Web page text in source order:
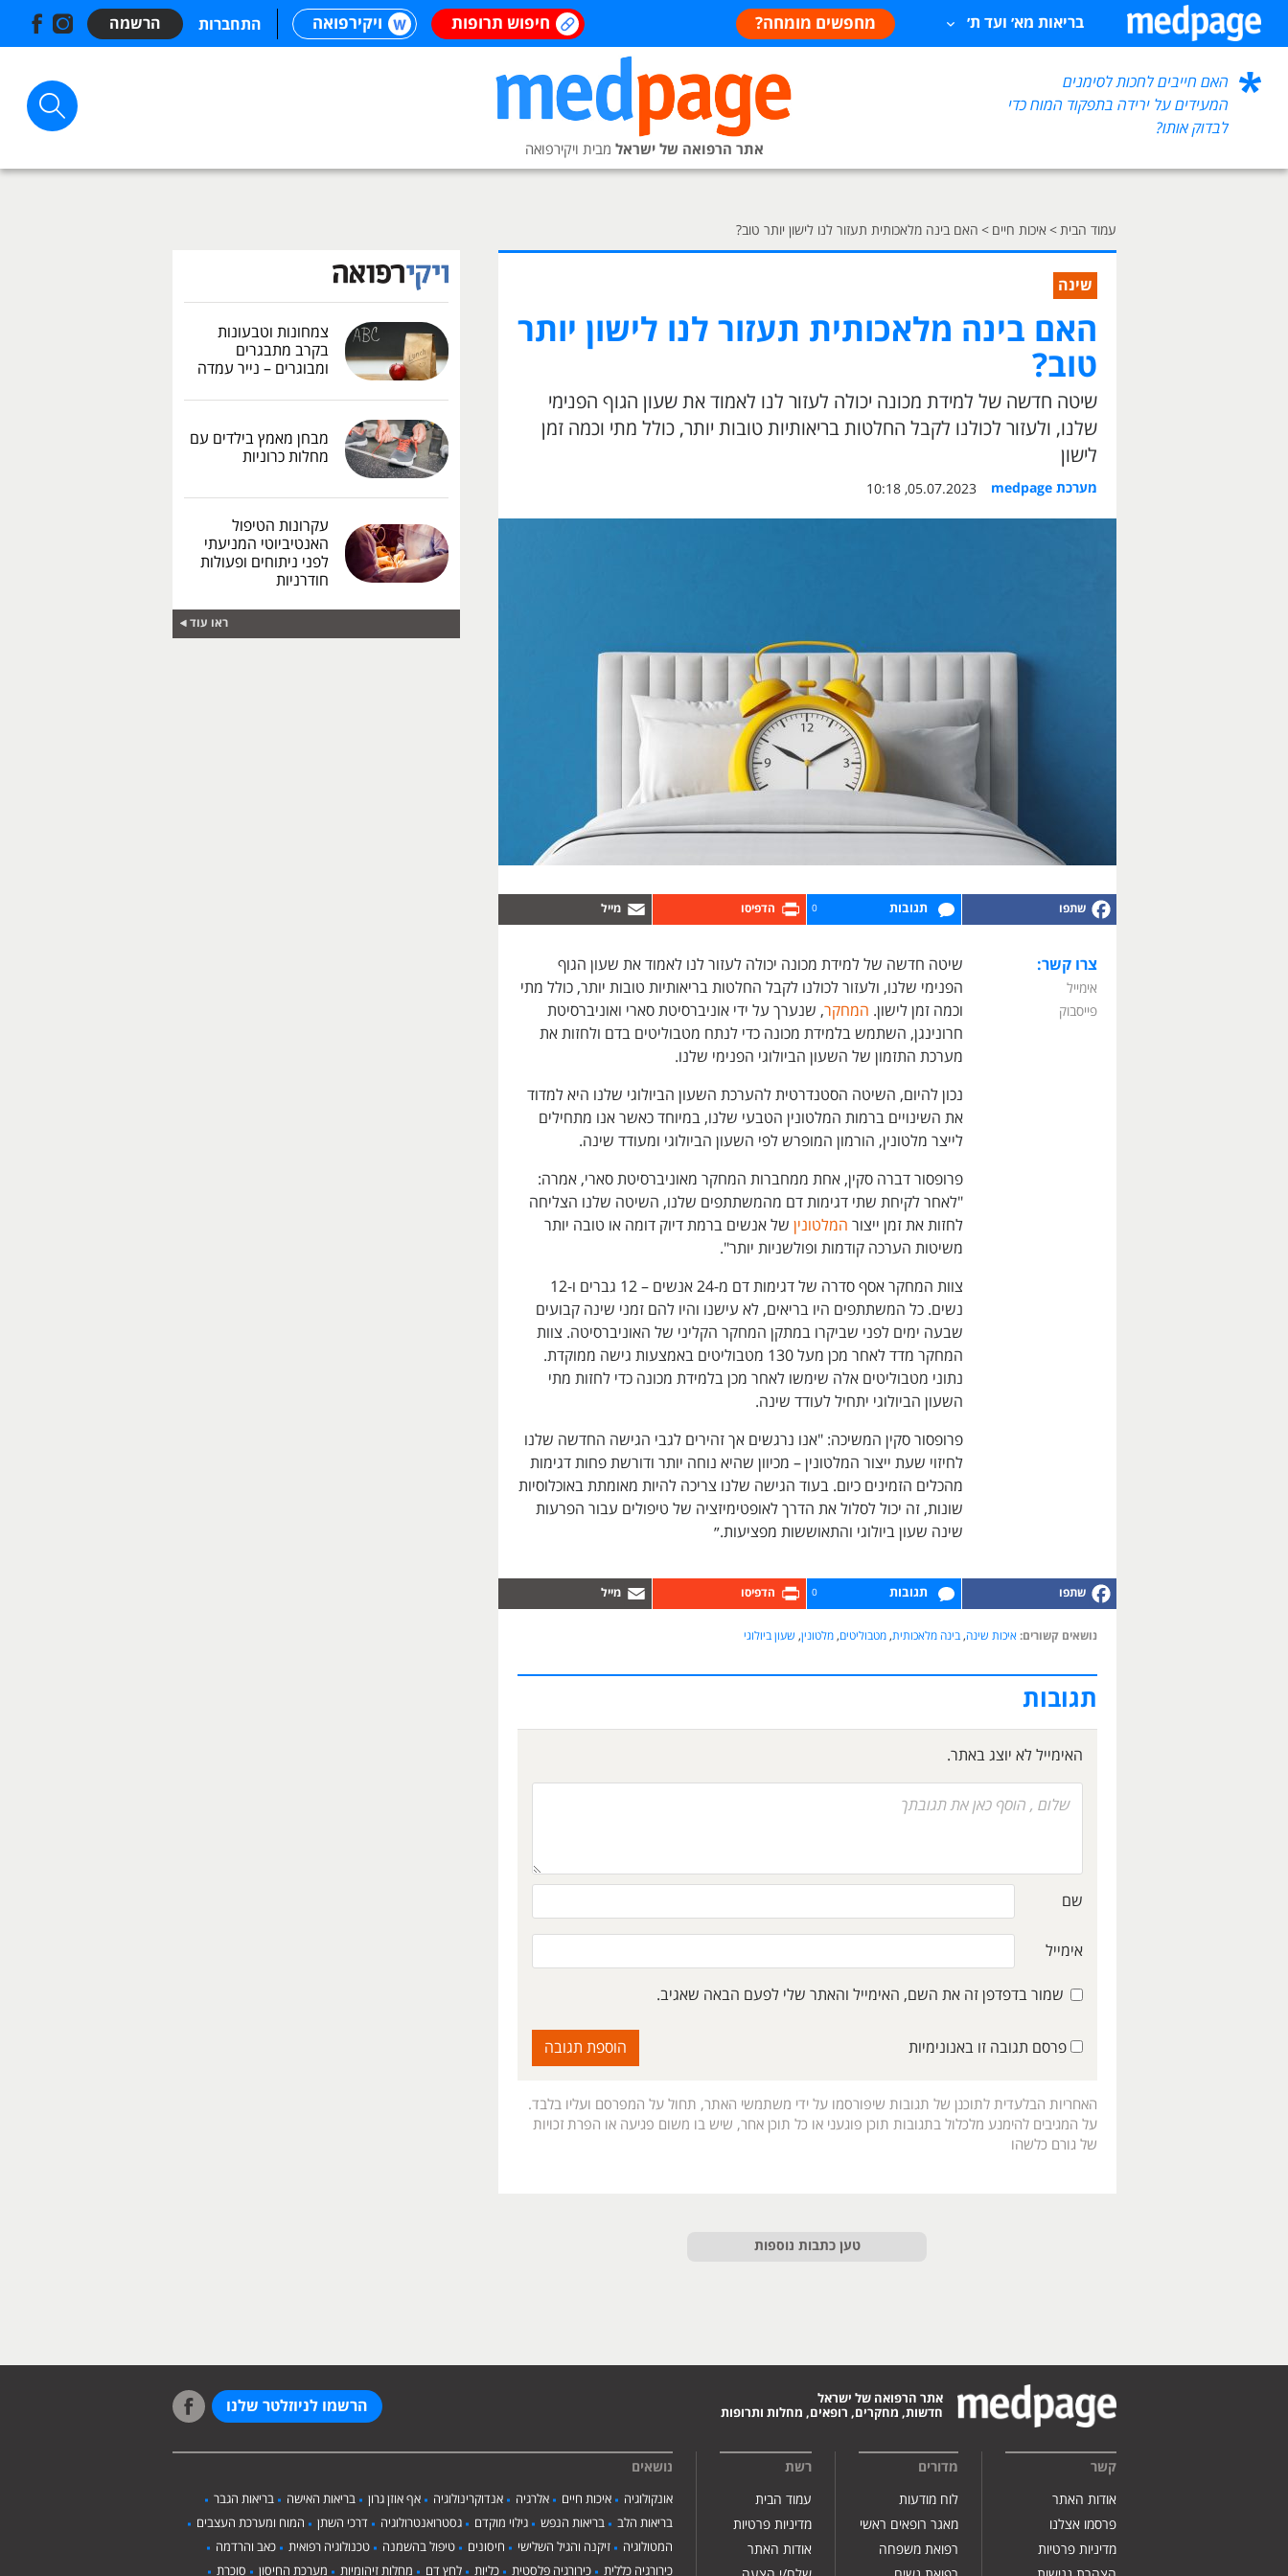
בריאות מא׳ ועד ת׳ מחפשים מומחה? חיפוש תרופות ויקירפואה התחברות הרשמה
האם חייבים לחכות לסימנים
המעידים על ירידה בתפקוד המוח כדי
לבדוק אותו?
אתר הרפואה של ישראל מבית ויקירפואה
עמוד הבית > איכות חיים > האם בינה מלאכותית תעזור לנו לישון יותר טוב?
שינה
האם בינה מלאכותית תעזור לנו לישון יותר
טוב?
שיטה חדשה של למידת מכונה יכולה לעזור לנו לאמוד את שעון הגוף הפנימי
שלנו, ולעזור לכולנו לקבל החלטות בריאותיות טובות יותר, כולל מתי וכמה זמן
לישון
מערכת medpage 05.07.2023, 10:18
תגובות 0
צרו קשר:
אימייל
פייסבוק
שיטה חדשה של למידת מכונה יכולה לעזור לנו לאמוד את שעון הגוף
הפנימי שלנו, ולעזור לכולנו לקבל החלטות בריאותיות טובות יותר, כולל מתי
וכמה זמן לישון. המחקר, שנערך על ידי אוניברסיטת סארי ואוניברסיטת
חרונינגן, השתמש בלמידת מכונה כדי לנתח מטבוליטים בדם ולחזות את
מערכת התזמון של השעון הביולוגי הפנימי שלנו.
נכון להיום, השיטה הסטנדרטית להערכת השעון הביולוגי שלנו היא למדוד
את השינויים ברמות המלטונין הטבעי שלנו, במיוחד כאשר אנו מתחילים
לייצר מלטונין, הורמון המופרש לפי השעון הביולוגי ומעודד שינה.
פרופסור דברה סקין, אחת ממחברות המחקר מאוניברסיטת סארי, אמרה:
"לאחר לקיחת שתי דגימות דם מהמשתתפים שלנו, השיטה שלנו הצליחה
לחזות את זמן ייצור המלטונין של אנשים ברמת דיוק דומה או טובה יותר
משיטות הערכה קודמות ופולשניות יותר".
צוות המחקר אסף סדרה של דגימות דם מ-24 אנשים – 12 גברים ו-12
נשים. כל המשתתפים היו בריאים, לא עישנו והיו להם זמני שינה קבועים
שבעה ימים לפני שביקרו במתקן המחקר הקליני של האוניברסיטה. צוות
המחקר מדד לאחר מכן מעל 130 מטבוליטים באמצעות גישה ממוקדת.
נתוני מטבוליטים אלה שימשו לאחר מכן בלמידת מכונה כדי לחזות מתי
השעון הביולוגי יתחיל לעודד שינה.
פרופסור סקין המשיכה: "אנו נרגשים אך זהירים לגבי הגישה החדשה שלנו
לחיזוי שעת ייצור המלטונין – מכיוון שהיא נוחה יותר ודורשת פחות דגימות
מהכלים הזמינים כיום. בעוד הגישה שלנו צריכה להיות מאומתת באוכלוסיות
שונות, זה יכול לסלול את הדרך לאופטימיזציה של טיפולים עבור הפרעות
שינה שעון ביולוגי והתאוששות מפציעות.״
תגובות 0
נושאים קשורים: איכות שינה,בינה מלאכותית,מטבוליטים,מלטונין, שעון ביולוגי
תגובות
האימייל לא יוצג באתר.
שם
אימייל
שמור בדפדפן זה את השם, האימייל והאתר שלי לפעם הבאה שאגיב.
פרסם תגובה זו באנונימיות
האחריות הבלעדית לתוכנן של תגובות שיפורסמו על ידי משתמשי האתר, תחול על המפרסם ועליו בלבד.
על המגיבים להימנע מלכלול בתגובות תוכן פוגעני או כל תוכן אחר, שיש בו משום פגיעה או הפרת זכויות
של גורם כלשהו
טען כתבות נוספות
צמחונות וטבעונות
בקרב מתבגרים
ומבוגרים – נייר עמדה
מבחן מאמץ בילדים עם
מחלות כרוניות
עקרונות הטיפול
האנטיביוטי המניעתי
לפני ניתוחים ופעולות
חודרניות
ראו עוד
אתר הרפואה של ישראל
חדשות, מחקרים, רופאים, מחלות ותרופות
הרשמו לניוזלטר שלנו
קשר
אודות האתר
פרסמו אצלנו
מדיניות פרטיות
מדורים
לוח מודעות
מאגר רופאים ראשי
רפואת משפחה
רשת
עמוד הבית
מדיניות פרטיות
אודות האתר
נושאים
אונקולוגיה איכות חיים אלרגיה אנדוקרינולוגיה אף אוזן גרון בריאות האישה
בריאות הגבר
בריאות הלב
בריאות הנפש גילוי מוקדם גסטרואנטרולוגיה דרכי השתן
המוח ומערכת העצבים
המטולוגיה
זיקנה והגיל השלישי חיסונים טיפול בהשמנה טכנולוגיה רפואית
כאב והרדמה
כירורגיה כללית
כירורגיה פלסטית כליות לחץ דם מחלות זיהומיות מערכת החיסון סוכרת